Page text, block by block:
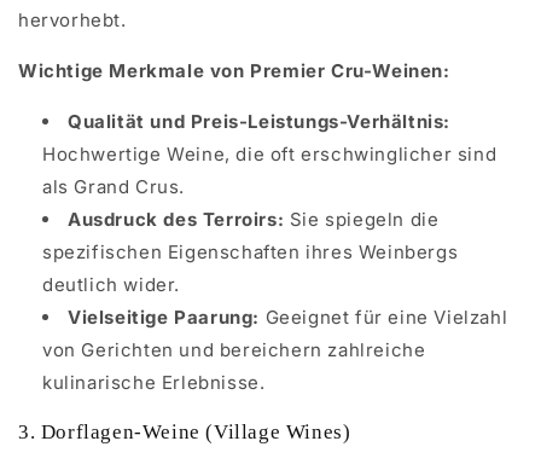
hervorhebt.
Wichtige Merkmale von Premier Cru-Weinen:
Qualität und Preis-Leistungs-Verhältnis:
Hochwertige Weine, die oft erschwinglicher sind
als Grand Crus.
Ausdruck des Terroirs: Sie spiegeln die
spezifischen Eigenschaften ihres Weinbergs
deutlich wider.
Vielseitige Paarung: Geeignet für eine Vielzahl
von Gerichten und bereichern zahlreiche
kulinarische Erlebnisse.
3. Dorflagen-Weine (Village Wines)